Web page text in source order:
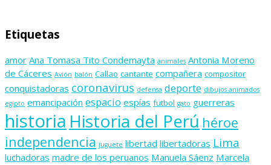
Etiquetas
amor Ana Tomasa Tito Condemayta animales Antonia Moreno
de Cáceres Avión balón Callao cantante compañera compositor
conquistadoras coronavirus defensa deporte dibujos animados
egipto emancipación espacio espías futbol gato guerreras
historia Historia del Perú héroe
independencia juguete libertad libertadoras Lima
luchadoras madre de los peruanos Manuela Sáenz Marcela